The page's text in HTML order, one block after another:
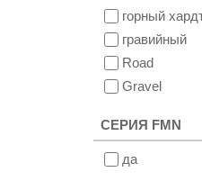
горный
гравийный
Road
Gravel
СЕРИЯ FMN
да